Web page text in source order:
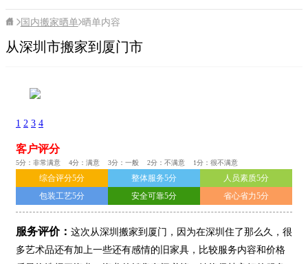
国内搬家晒单 晒单内容
从深圳市搬家到厦门市
1 2 3 4
客户评分
5分：非常满意 4分：满意 3分：一般 2分：不满意 1分：很不满意
综合评分5分 整体服务5分
人员素质5分
包装工艺5分
安全可靠5分 省心省力5分
服务评价： 这次从深圳搬家到厦门，因为在深圳住了那么久，很
多艺术品还有加上一些还有感情的旧家具，比较服务内容和价格